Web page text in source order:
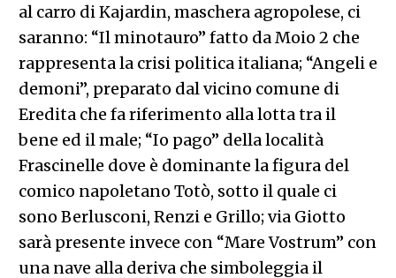
al carro di Kajardin, maschera agropolese, ci
saranno: “Il minotauro” fatto da Moio 2 che
rappresenta la crisi politica italiana; “Angeli e
demoni”, preparato dal vicino comune di
Eredita che fa riferimento alla lotta tra il
bene ed il male; “Io pago” della località
Frascinelle dove è dominante la figura del
comico napoletano Totò, sotto il quale ci
sono Berlusconi, Renzi e Grillo; via Giotto
sarà presente invece con “Mare Vostrum” con
una nave alla deriva che simboleggia il